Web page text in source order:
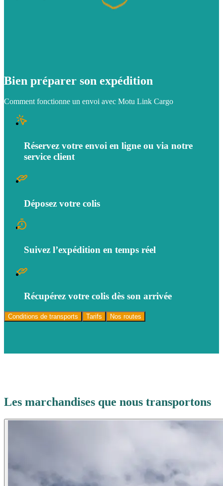
Bien préparer son expédition
Comment fonctionne un envoi avec Motu Link Cargo
Réservez votre envoi en ligne ou via notre
service client
Déposez votre colis
Suivez l’expédition en temps réel
Récupérez votre colis dès son arrivée
Conditions de transports Tarifs Nos routes
Les marchandises que nous transportons